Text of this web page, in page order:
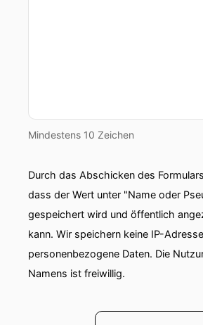
Mindestens 10 Zeichen
Durch das Abschicken des
dass der Wert unter "Name oder
gespeichert wird und öffentlich
kann. Wir speichern keine IP-
personenbezogene Daten. Die
Namens ist freiwillig.